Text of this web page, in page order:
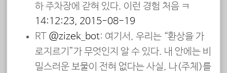
하 주차장에 갇혀 있다. 이런 경험 처음 ㅋ
14:12:23, 2015-08-19
RT @zizek_bot: 여기서, 우리는 “환상을 가
로지르기”가 무엇인지 알 수 있다. 내 안에는 비
밀스러운 보물이 전혀 없다는 사실, 나(주체)를